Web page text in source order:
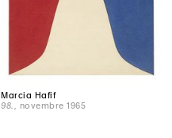
Marcia Hafif
98.
, novembre 1965